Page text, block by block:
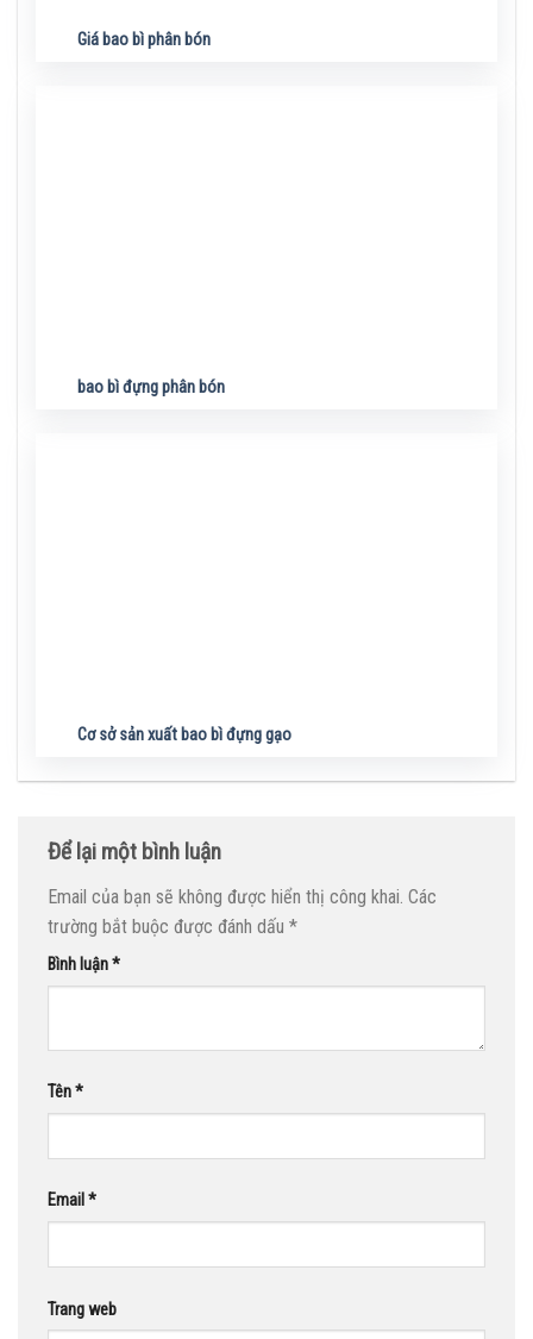
Giá bao bì phân bón
bao bì đựng phân bón
Cơ sở sản xuất bao bì đựng gạo
Để lại một bình luận
Email của bạn sẽ không được hiển thị công khai. Các
trường bắt buộc được đánh dấu *
Bình luận*
Tên*
Email*
Trang web